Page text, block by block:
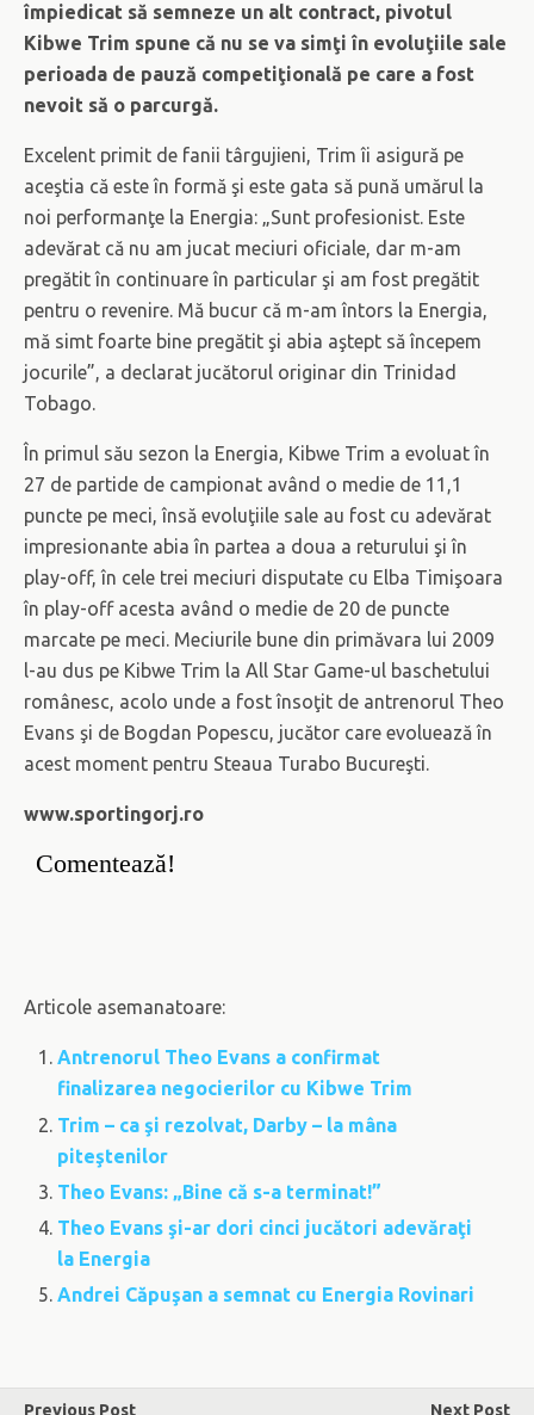
împiedicat să semneze un alt contract, pivotul
Kibwe Trim spune că nu se va simţi în evoluţiile sale
perioada de pauză competiţională pe care a fost
nevoit să o parcurgă.
Excelent primit de fanii târgujieni, Trim îi asigură pe
aceştia că este în formă şi este gata să pună umărul la
noi performanţe la Energia: „Sunt profesionist. Este
adevărat că nu am jucat meciuri oficiale, dar m-am
pregătit în continuare în particular şi am fost pregătit
pentru o revenire. Mă bucur că m-am întors la Energia,
mă simt foarte bine pregătit şi abia aştept să începem
jocurile”, a declarat jucătorul originar din Trinidad
Tobago.
În primul său sezon la Energia, Kibwe Trim a evoluat în
27 de partide de campionat având o medie de 11,1
puncte pe meci, însă evoluţiile sale au fost cu adevărat
impresionante abia în partea a doua a returului şi în
play-off, în cele trei meciuri disputate cu Elba Timişoara
în play-off acesta având o medie de 20 de puncte
marcate pe meci. Meciurile bune din primăvara lui 2009
l-au dus pe Kibwe Trim la All Star Game-ul baschetului
românesc, acolo unde a fost însoţit de antrenorul Theo
Evans şi de Bogdan Popescu, jucător care evoluează în
acest moment pentru Steaua Turabo Bucureşti.
www.sportingorj.ro
Comentează!
Articole asemanatoare:
Antrenorul Theo Evans a confirmat
finalizarea negocierilor cu Kibwe Trim
Trim – ca şi rezolvat, Darby – la mâna
piteştenilor
Theo Evans: „Bine că s-a terminat!”
Theo Evans şi-ar dori cinci jucători adevăraţi
la Energia
Andrei Căpuşan a semnat cu Energia Rovinari
Previous Post Next Post